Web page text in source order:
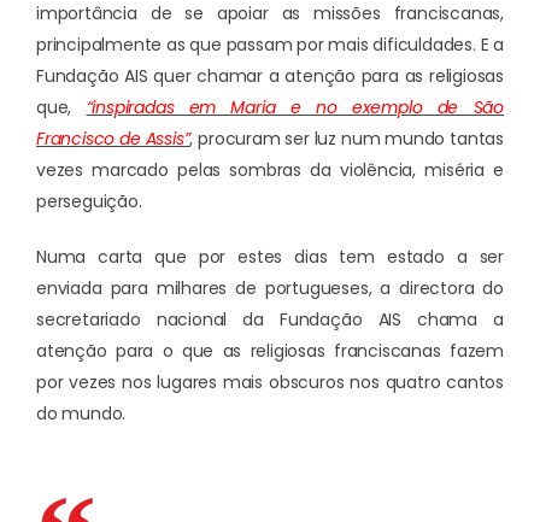
importância de se apoiar as missões franciscanas,
principalmente as que passam por mais dificuldades. E a
Fundação AIS quer chamar a atenção para as religiosas
que, “inspiradas em Maria e no exemplo de São
Francisco de Assis”, procuram ser luz num mundo tantas
vezes marcado pelas sombras da violência, miséria e
perseguição.
Numa carta que por estes dias tem estado a ser
enviada para milhares de portugueses, a directora do
secretariado nacional da Fundação AIS chama a
atenção para o que as religiosas franciscanas fazem
por vezes nos lugares mais obscuros nos quatro cantos
do mundo.